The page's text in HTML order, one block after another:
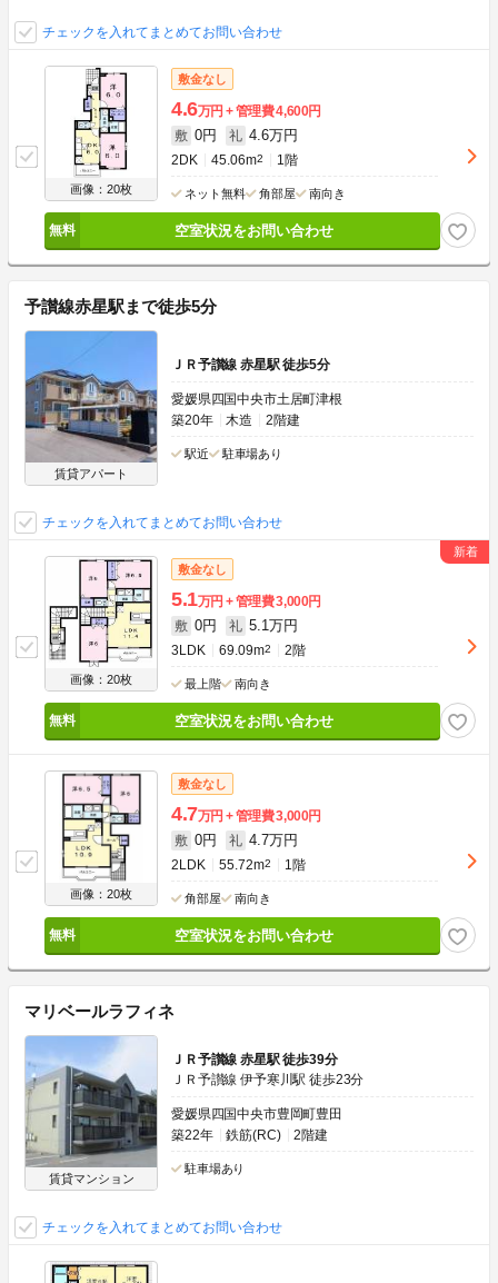
チェックを入れてまとめてお問い合わせ
画像：20枚
敷金なし
4.6万円 管理費4,600円
敷 0円 礼 4.6万円
2DK 45.06m2 1階
ネット無料 角部屋 南向き
空室状況をお問い合わせ
予讃線赤星駅まで徒歩5分
賃貸アパート
ＪＲ予讃線 赤星駅 徒歩5分
愛媛県四国中央市土居町津根
築20年
木造 2階建
駅近 駐車場あり
チェックを入れてまとめてお問い合わせ
画像：20枚
敷金なし
5.1万円 管理費3,000円
敷 0円 礼 5.1万円
3LDK 69.09m2 2階
最上階 南向き
空室状況をお問い合わせ
画像：20枚
敷金なし
4.7万円 管理費3,000円
敷 0円 礼 4.7万円
2LDK 55.72m2 1階
角部屋 南向き
空室状況をお問い合わせ
マリベールラフィネ
賃貸マンション
ＪＲ予讃線 赤星駅 徒歩39分
ＪＲ予讃線 伊予寒川駅 徒歩23分
愛媛県四国中央市豊岡町豊田
築22年
鉄筋(RC) 2階建
駐車場あり
チェックを入れてまとめてお問い合わせ